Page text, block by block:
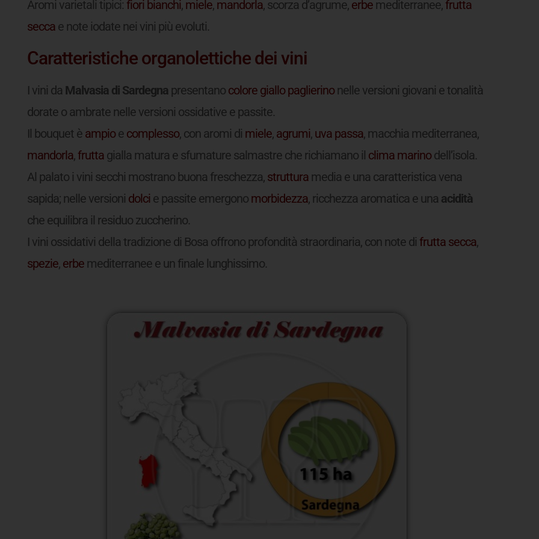
Aromi varietali tipici: fiori bianchi, miele, mandorla, scorza d’agrume, erbemediterranee, frutta
seccae note iodate nei vini più evoluti.
Caratteristiche organolettiche dei vini
I vini da Malvasia di Sardegnapresentano colore giallo paglierinonelle versioni giovani e tonalità
dorate o ambrate nelle versioni ossidative e passite.
Il bouquet è ampioe complesso, con aromi di miele, agrumi, uva passa, macchia mediterranea,
mandorla, fruttagialla matura e sfumature salmastre che richiamano il clima marinodell’isola.
Al palato i vini secchi mostrano buona freschezza, strutturamedia e una caratteristica vena
sapida; nelle versioni dolci e passite emergono morbidezza, ricchezza aromatica e una acidità
che equilibra il residuo zuccherino.
I vini ossidativi della tradizione di Bosa offrono profondità straordinaria, con note di frutta secca,
spezie, erbemediterranee e un finale lunghissimo.